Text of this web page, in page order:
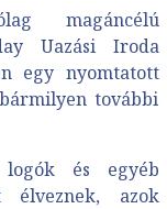
magáncélú
Uazási Iroda
egy nyomtatott
további
és egyéb
élveznek, azok